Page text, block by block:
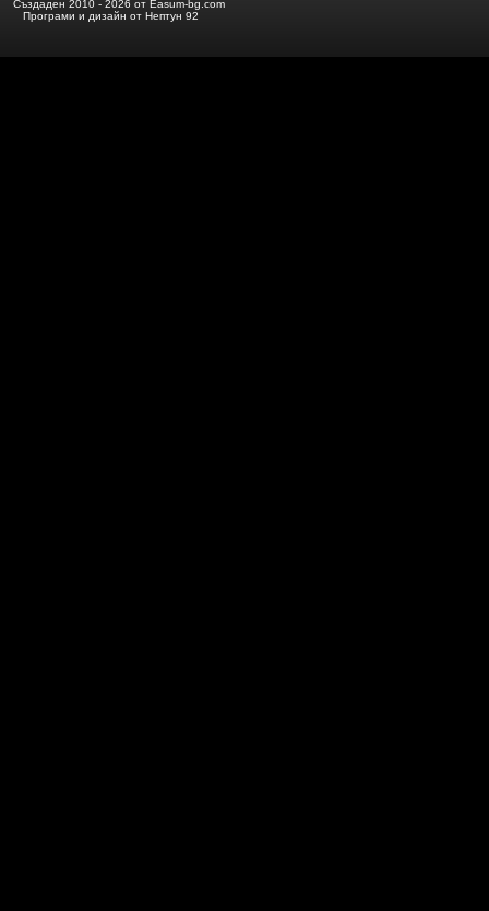
Създаден 2010 - 2026 от Easum-bg.com
Програми и дизайн от Нептун 92